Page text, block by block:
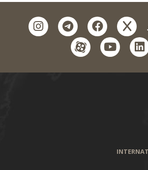
x
facebook
telegram
instagram
youtube
aparat